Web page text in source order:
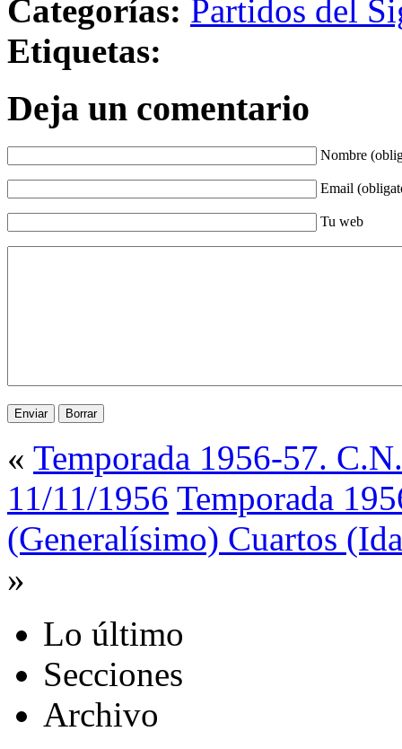
Categorías: Partidos del
Etiquetas:
Deja un comentario
Nombre
Email
Tu web
« Temporada 1956-57.
11/11/1956 Temporada
(Generalísimo) Cuartos
»
Lo último
Secciones
Archivo